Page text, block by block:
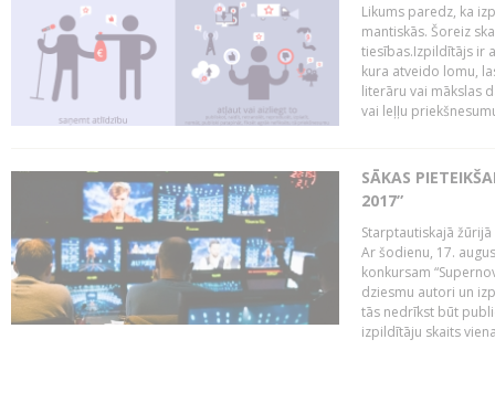
Likums paredz, ka
mantiskās. Šoreiz
tiesības.Izpildītājs ir
kura atveido lomu,
literāru vai mākslas
vai leļļu
SĀKAS
2017”
Starptautiskajā
Ar šodienu, 17.
konkursam
dziesmu autori un
tās nedrīkst būt
izpildītāju skaits